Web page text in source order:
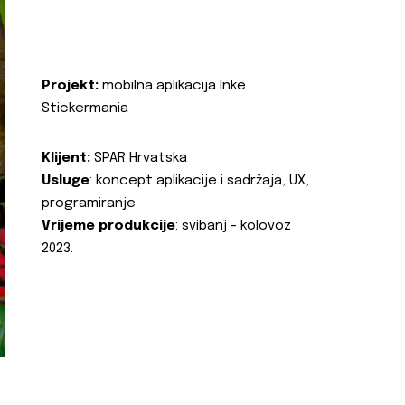
Projekt: mobilna aplikacija Inke
Stickermania
Klijent: SPAR Hrvatska
Usluge: koncept aplikacije i sadržaja, UX,
programiranje
Vrijeme produkcije: svibanj - kolovoz
2023.